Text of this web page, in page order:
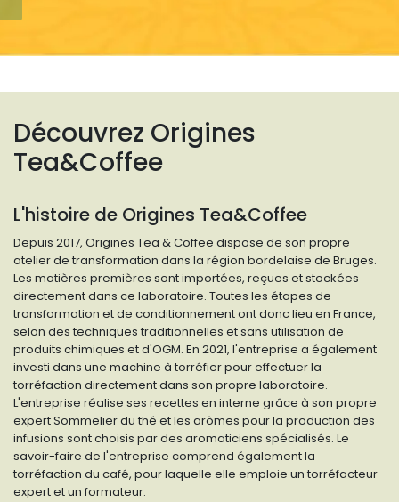
Découvrez Origines
Tea&Coffee
L'histoire de Origines Tea&Coffee
Depuis 2017, Origines Tea & Coffee dispose de son propre
atelier de transformation dans la région bordelaise de Bruges.
Les matières premières sont importées, reçues et stockées
directement dans ce laboratoire. Toutes les étapes de
transformation et de conditionnement ont donc lieu en France,
selon des techniques traditionnelles et sans utilisation de
produits chimiques et d'OGM. En 2021, l'entreprise a également
investi dans une machine à torréfier pour effectuer la
torréfaction directement dans son propre laboratoire.
L'entreprise réalise ses recettes en interne grâce à son propre
expert Sommelier du thé et les arômes pour la production des
infusions sont choisis par des aromaticiens spécialisés. Le
savoir-faire de l'entreprise comprend également la
torréfaction du café, pour laquelle elle emploie un torréfacteur
expert et un formateur.